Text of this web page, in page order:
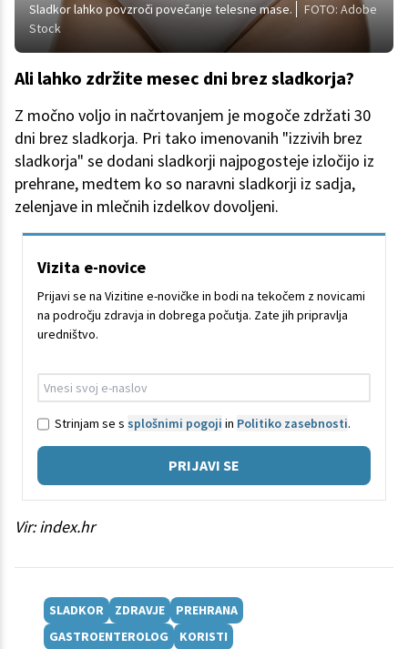
Sladkor lahko povzroči povečanje telesne mase.
FOTO: Adobe
Stock
Ali lahko zdržite mesec dni brez sladkorja?
Z močno voljo in načrtovanjem je mogoče zdržati 30
dni brez sladkorja. Pri tako imenovanih "izzivih brez
sladkorja" se dodani sladkorji najpogosteje izločijo iz
prehrane, medtem ko so naravni sladkorji iz sadja,
zelenjave in mlečnih izdelkov dovoljeni.
Vizita e-novice
Prijavi se na Vizitine e-novičke in bodi na tekočem z novicami
na področju zdravja in dobrega počutja. Zate jih pripravlja
uredništvo.
Strinjam se s splošnimi pogoji in Politiko zasebnosti.
PRIJAVI SE
Vir: index.hr
SLADKOR ZDRAVJE
PREHRANA
GASTROENTEROLOG
KORISTI